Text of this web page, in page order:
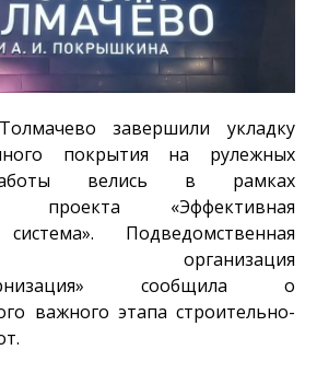
завершили укладку
покрытия на рулежных
велись в рамках
проекта «Эффективная
Подведомственная
организация
сообщила о
важного этапа строительно-